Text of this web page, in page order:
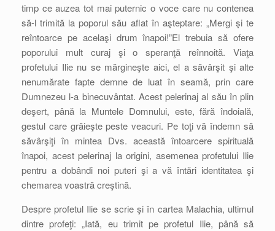
timp ce auzea tot mai puternic o voce care nu contenea
să-l trimită la poporul său aflat în aşteptare: „Mergi şi te
reîntoarce pe acelaşi drum înapoi!”El trebuia să ofere
poporului mult curaj şi o speranţă reînnoită. Viaţa
profetului Ilie nu se mărgineşte aici, el a săvârşit şi alte
nenumărate fapte demne de luat în seamă, prin care
Dumnezeu l-a binecuvântat. Acest pelerinaj al său în plin
deşert, până la Muntele Domnului, este, fără îndoială,
gestul care grăieşte peste veacuri. Pe toţi vă îndemn să
săvârşiţi în mintea Dvs. această întoarcere spirituală
înapoi, acest pelerinaj la origini, asemenea profetului Ilie
pentru a dobândi noi puteri şi a vă întări identitatea şi
chemarea voastră creştină.
Despre profetul Ilie se scrie şi în cartea Malachia, ultimul
dintre profeţi: „Iată, eu trimit pe profetul Ilie, până să